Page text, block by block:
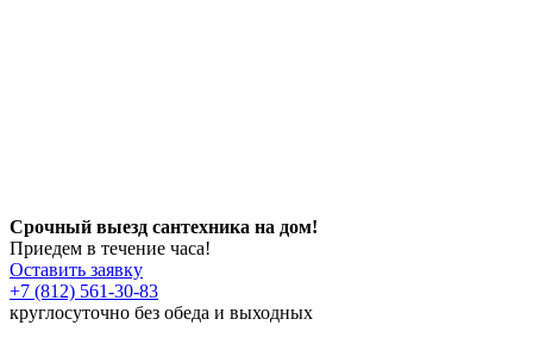
Срочный выезд сантехника на дом!
Приедем в течение часа!
Оставить заявку
+7 (812) 561-30-83
круглосуточно без обеда и выходных